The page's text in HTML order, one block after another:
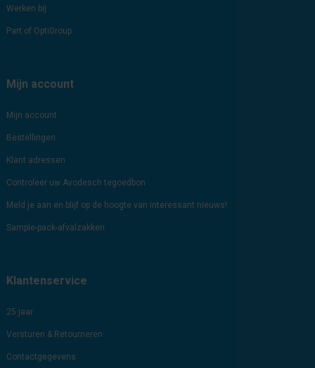
Werken bij
Part of OptiGroup
Mijn account
Mijn account
Bestellingen
Klant adressen
Controleer uw Avodesch tegoedbon
Meld je aan en blijf op de hoogte van interessant nieuws!
Sample-pack-afvalzakken
Klantenservice
25 jaar
Versturen & Retourneren
Contactgegevens